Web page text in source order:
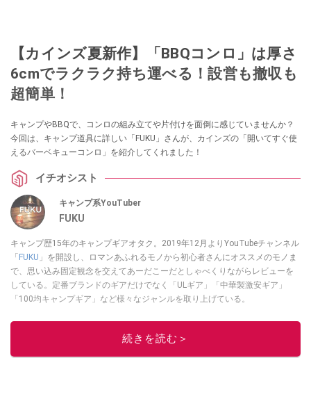
【カインズ夏新作】「BBQコンロ」は厚さ
6cmでラクラク持ち運べる！設営も撤収も
超簡単！
キャンプやBBQで、コンロの組み立てや片付けを面倒に感じていませんか？
今回は、キャンプ道具に詳しい「FUKU」さんが、カインズの「開いてすぐ使
えるバーベキューコンロ」を紹介してくれました！
イチオシスト
キャンプ系YouTuber
FUKU
キャンプ歴15年のキャンプギアオタク。2019年12月よりYouTubeチャンネル
「FUKU 」を開設し、ロマンあふれるモノから初心者さんにオススメのモノま
で、思い込み固定観念を交えてあーだこーだとしゃべくりながらレビューを
している。定番ブランドのギアだけでなく「ULギア」「中華製激安ギア」
「100均キャンプギア」など様々なジャンルを取り上げている。
このイチオシストの他の記事を読む
続きを読む＞